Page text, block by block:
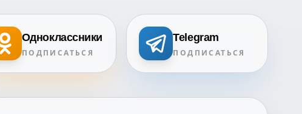
Одноклассники
ПОДПИСАТЬСЯ
Telegram
ПОДПИСАТЬСЯ